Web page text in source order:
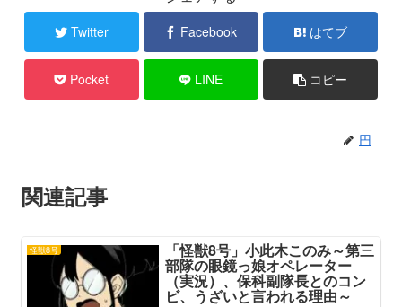
Twitter Facebook はてブ
Pocket LINE コピー
円
関連記事
怪獣8号 「怪獣8号」小此木このみ～第三
部隊の眼鏡っ娘オペレーター
（実況）、保科副隊長とのコン
ビ、うざいと言われる理由～